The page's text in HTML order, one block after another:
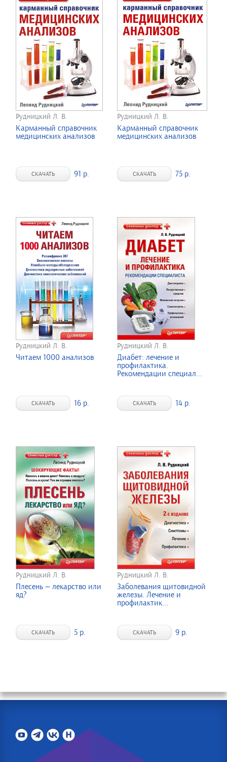
Рудницкий Л. В.
Карманный справочник
медицинских анализов
СКАЧАТЬ 91 р.
Рудницкий Л. В.
Карманный справочник
медицинских анализов
СКАЧАТЬ 75 р.
Рудницкий Л. В.
Читаем 1000 анализов
СКАЧАТЬ 16 р.
Рудницкий Л. В.
Диабет: лечение и
профилактика.
Рекомендации специал...
СКАЧАТЬ 14 р.
Рудницкий Л. В.
Плесень — лекарство или
яд?
СКАЧАТЬ 5 р.
Рудницкий Л. В.
Заболевания щитовидной
железы. Лечение и
профилактик...
СКАЧАТЬ 9 р.